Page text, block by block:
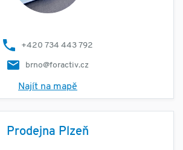
+420 734 443 792
brno@foractiv.cz
Najít na mapě
Prodejna Plzeň